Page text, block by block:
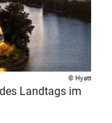
Hyatt
Landtags im